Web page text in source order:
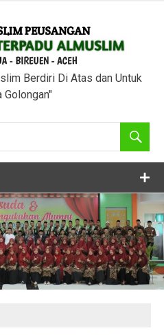
Berdiri Di Atas dan Untuk
Golongan"